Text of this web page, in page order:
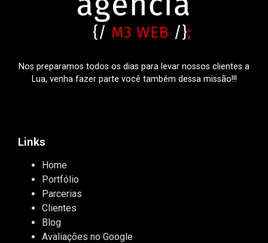
Nos preparamos todos os dias para levar nossos clientes a
Lua, venha fazer parte você também dessa missão!!!
Links
Home
Portfólio
Parcerias
Clientes
Blog
Avaliações no Google